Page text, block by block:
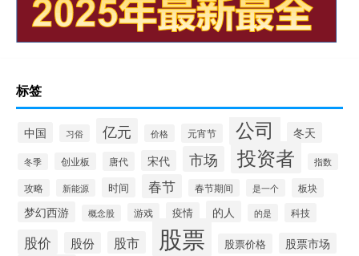
标签
中国 习俗 亿元 价格 元宵节 公司 冬天
冬季 创业板 唐代 宋代 市场 投资者 指数
攻略 新能源 时间 春节 春节期间 是一个 板块
梦幻西游 概念股 游戏 疫情 的人 的是 科技
股价 股份 股市 股票 股票价格 股票市场